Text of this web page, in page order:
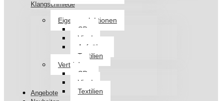
Klangschmiede
Eigenproduktionen
CDs
Vinyl
Aufnäher
Textilien
Vertrieb
CDs
Vinyl
Textilien
Angebote